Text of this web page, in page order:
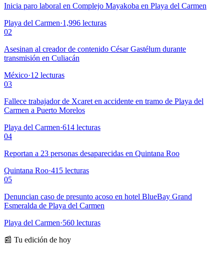
Inicia paro laboral en Complejo Mayakoba en Playa del Carmen
Playa del Carmen·1,996 lecturas
02
Asesinan al creador de contenido César Gastélum durante
transmisión en Culiacán
México·12 lecturas
03
Fallece trabajador de Xcaret en accidente en tramo de Playa del
Carmen a Puerto Morelos
Playa del Carmen·614 lecturas
04
Reportan a 23 personas desaparecidas en Quintana Roo
Quintana Roo·415 lecturas
05
Denuncian caso de presunto acoso en hotel BlueBay Grand
Esmeralda de Playa del Carmen
Playa del Carmen·560 lecturas
📰 Tu edición de hoy